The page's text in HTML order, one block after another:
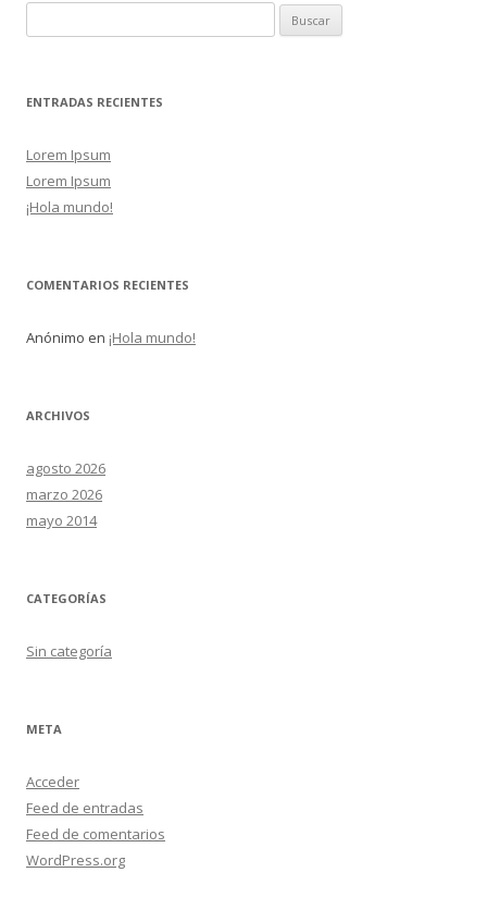
ENTRADAS RECIENTES
Lorem Ipsum
Lorem Ipsum
¡Hola mundo!
COMENTARIOS RECIENTES
Anónimo en ¡Hola mundo!
ARCHIVOS
agosto 2026
marzo 2026
mayo 2014
CATEGORÍAS
Sin categoría
META
Acceder
Feed de entradas
Feed de comentarios
WordPress.org